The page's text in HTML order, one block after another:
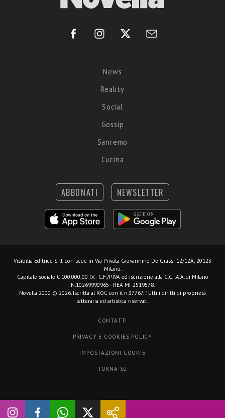
News
Reality
Social
Gossip
Sanremo
Cucina
ABBONATI NEWSLETTER
Visibilia Editrice S.r.l. con sede in Via Privata Giovannino De Grassi 12/12A, 20123
Milano.
Capitale sociale € 100.000,00 I.V. - C.F./P.IVA ed iscrizione alla C.C.I.A.A. di Milano
N.10269990965 - REA MI-2519578.
Novella 2000 © 2026. Iscritta al ROC con il n.37767. Tutti i diritti di proprietà
letteraria ed artistica riservati.
CONTATTI
PRIVACY E COOKIES POLICY
IMPOSTAZIONI COOKIE
TORNA SU